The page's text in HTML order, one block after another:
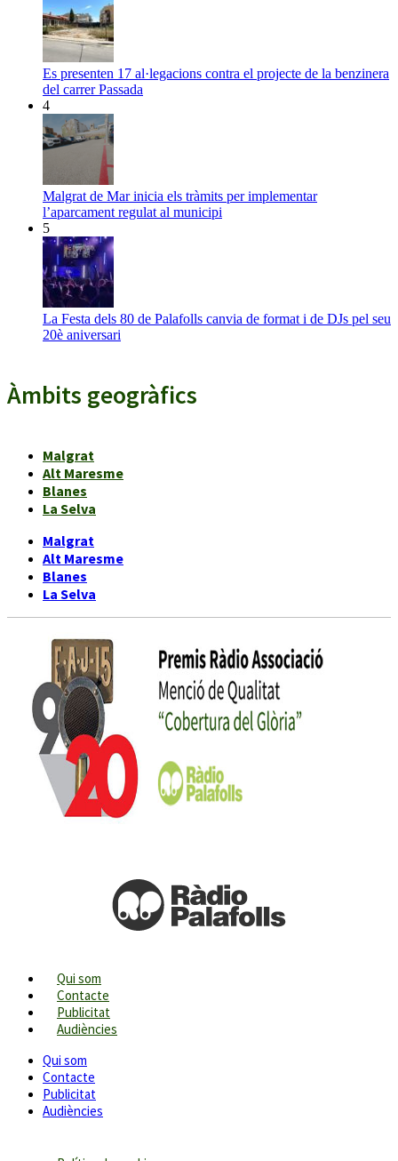
Es presenten 17 al·legacions contra el projecte de la benzinera
del carrer Passada
4
Malgrat de Mar inicia els tràmits per implementar
l’aparcament regulat al municipi
5
La Festa dels 80 de Palafolls canvia de format i de DJs pel seu
20è aniversari
Àmbits geogràfics
Malgrat
Alt Maresme
Blanes
La Selva
Malgrat
Alt Maresme
Blanes
La Selva
Qui som
Contacte
Publicitat
Audiències
Qui som
Contacte
Publicitat
Audiències